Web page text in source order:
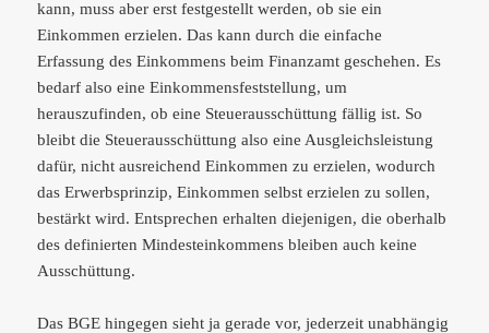
kann, muss aber erst festgestellt werden, ob sie ein
Einkommen erzielen. Das kann durch die einfache
Erfassung des Einkommens beim Finanzamt geschehen. Es
bedarf also eine Einkommensfeststellung, um
herauszufinden, ob eine Steuerausschüttung fällig ist. So
bleibt die Steuerausschüttung also eine Ausgleichsleistung
dafür, nicht ausreichend Einkommen zu erzielen, wodurch
das Erwerbsprinzip, Einkommen selbst erzielen zu sollen,
bestärkt wird. Entsprechen erhalten diejenigen, die oberhalb
des definierten Mindesteinkommens bleiben auch keine
Ausschüttung.
Das BGE hingegen sieht ja gerade vor, jederzeit unabhängig